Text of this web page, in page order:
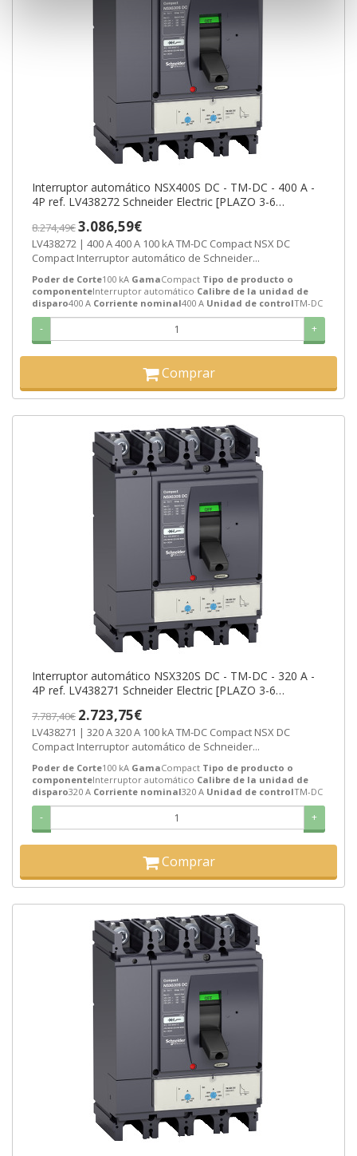
Interruptor automático NSX400S DC - TM-DC - 400 A -
4P ref. LV438272 Schneider Electric [PLAZO 3-6
8.274,49€3.086,59€
LV438272 | 400 A 400 A 100 kA TM-DC Compact NSX DC
Compact Interruptor automático de Schneider...
Poder de Corte100 kA GamaCompact Tipo de producto o
componenteInterruptor automático Calibre de la unidad de
disparo400 A Corriente nominal400 A Unidad de controlTM-DC
- +
Comprar
Interruptor automático NSX320S DC - TM-DC - 320 A -
4P ref. LV438271 Schneider Electric [PLAZO 3-6
7.787,40€ 2.723,75€
LV438271 | 320 A 320 A 100 kA TM-DC Compact NSX DC
Compact Interruptor automático de Schneider...
Poder de Corte100 kA GamaCompact Tipo de producto o
componenteInterruptor automático Calibre de la unidad de
disparo320 A Corriente nominal320 A Unidad de controlTM-DC
- +
Comprar